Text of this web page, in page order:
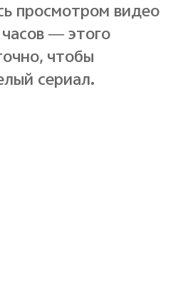
просмотром видео
часов — этого
чтобы
сериал.